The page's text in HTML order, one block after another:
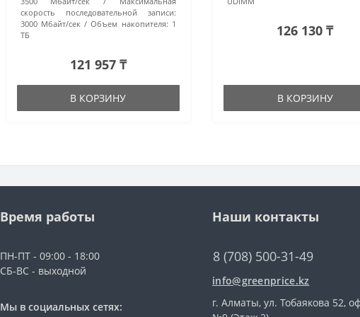
скорость последовательной записи:
3000 Мбайт/сек
Объем накопителя: 1
ТБ
121 957 ₸
В КОРЗИНУ
126 130 ₸
В КОРЗИНУ
Время работы
ПН-ПТ - 09:00 - 18:00
СБ-ВС - выходной
Мы в социальных сетях:
Наши контакты
8 (708) 500-31-49
info@greenprice.kz
г. Алматы, ул. Тобаякова 52,